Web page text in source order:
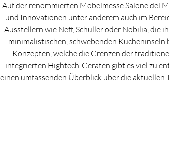
Auf der renommierten Möbelmesse Salone del
und Innovationen unter anderem auch im
Ausstellern wie Neff, Schüller oder Nobilia, die
minimalistischen, schwebenden
Konzepten, welche die Grenzen der
integrierten Hightech-Geräten gibt es viel zu
einen umfassenden Überblick über die